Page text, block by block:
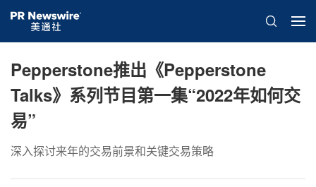
Pepperstone推出《Pepperstone
Talks》系列节目第一集“2022年如何交
易”
深入探讨来年的交易前景和关键交易策略